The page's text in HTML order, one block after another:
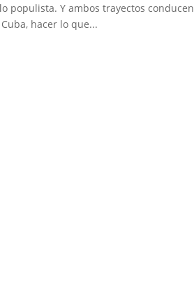
populista. Y ambos trayectos conducen
hacer lo que...